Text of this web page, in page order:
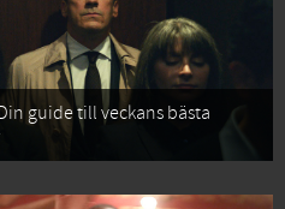
guide till veckans bästa